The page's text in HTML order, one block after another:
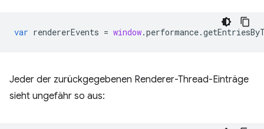
var rendererEvents = window.performance.
Jeder der zurückgegebenen Renderer-Thread-Einträge
sieht ungefähr so aus: